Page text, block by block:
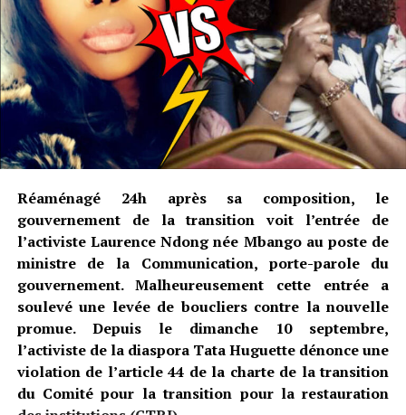
Réaménagé 24h après sa composition, le
gouvernement de la transition voit l’entrée de
l’activiste Laurence Ndong née Mbango au poste de
ministre de la Communication, porte-parole du
gouvernement. Malheureusement cette entrée a
soulevé une levée de boucliers contre la nouvelle
promue. Depuis le dimanche 10 septembre,
l’activiste de la diaspora Tata Huguette dénonce une
violation de l’article 44 de la charte de la transition
du Comité pour la transition pour la restauration